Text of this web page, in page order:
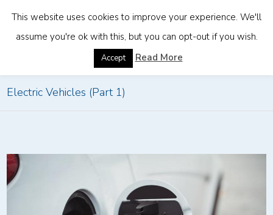
All Systems Mobilized for Singapore’s
Electric Vehicles (Part 1)
This website uses cookies to improve your experience. We'll
assume you're ok with this, but you can opt-out if you wish.
Accept Read More